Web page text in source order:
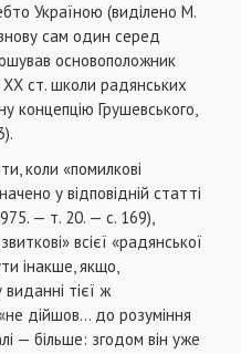
Україною (виділено М.
сам один серед
основоположник
ст. школи радянських
концепцію Грушевського,
коли «помилкові
у відповідній статті
— т. 20. — с. 169),
всієї «радянської
інакше, якщо,
тієї ж
дійшов... до розуміння
— більше: згодом він уже